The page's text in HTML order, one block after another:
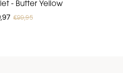
- Butter Yellow
€99,95